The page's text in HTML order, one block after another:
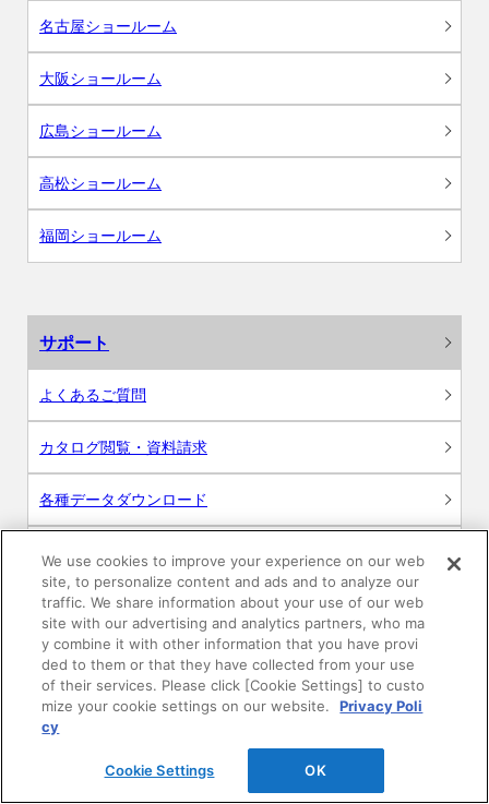
名古屋ショールーム
大阪ショールーム
広島ショールーム
高松ショールーム
福岡ショールーム
サポート
よくあるご質問
カタログ閲覧・資料請求
各種データダウンロード
WEB見積・各種シミュレーション
交換用部品の購入
修理・点検
お問い合わせ
We use cookies to improve your experience on our web
site, to personalize content and ads and to analyze our
traffic. We share information about your use of our web
site with our advertising and analytics partners, who ma
y combine it with other information that you have provi
ded to them or that they have collected from your use
of their services. Please click [Cookie Settings] to custo
mize your cookie settings on our website.
Privacy Poli
cy
Cookie Settings OK